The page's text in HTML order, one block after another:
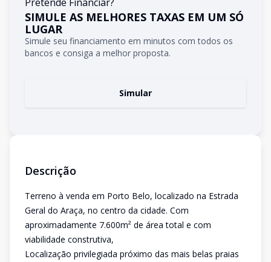
SIMULE AS MELHORES TAXAS EM UM SÓ
LUGAR
Simule seu financiamento em minutos com todos os
bancos e consiga a melhor proposta.
Simular
Descrição
Terreno à venda em Porto Belo, localizado na Estrada
Geral do Araça, no centro da cidade. Com
aproximadamente 7.600m² de área total e com
viabilidade construtiva,
Localização privilegiada próximo das mais belas praias